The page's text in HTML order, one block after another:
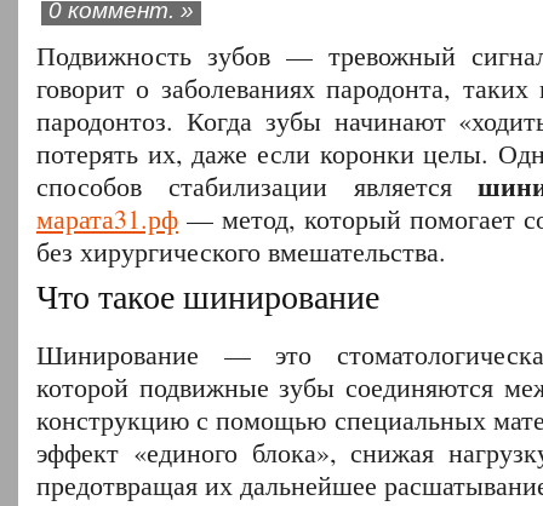
0 коммент. »
Подвижность зубов — тревожный
говорит о заболеваниях пародонта,
пародонтоз. Когда зубы начинают
потерять их, даже если коронки целы.
способов стабилизации является
марата31.рф — метод, который помогает
без хирургического вмешательства.
Что такое шинирование
Шинирование — это
которой подвижные зубы соединяются
конструкцию с помощью специальных
эффект «единого блока», снижая
предотвращая их дальнейшее